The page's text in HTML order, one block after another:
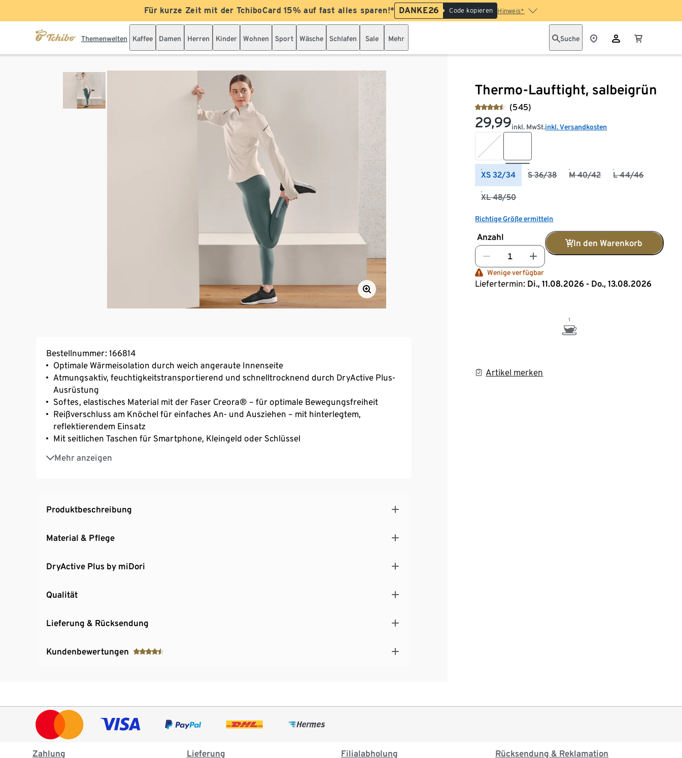
Für kurze Zeit mit der TchiboCard 15% auf fast alles sparen!* DANKE26 Code kopieren Hinweis*
Themenwelten Kaffee Damen Herren Kinder Wohnen Sport Wäsche Schlafen Sale Mehr Suche
Thermo-Lauftight, salbeigrün
(545)
29,99inkl. MwSt.inkl. Versandkosten
XS 32/34 S 36/38 M 40/42 L 44/46
XL 48/50
Richtige Größe ermitteln
Anzahl
In den Warenkorb
Wenige verfügbar
Liefertermin: Di., 11.08.2026 - Do., 13.08.2026
Artikel merken
Bestellnummer: 166814
Optimale Wärmeisolation durch weich angeraute Innenseite
Atmungsaktiv, feuchtigkeitstransportierend und schnelltrocknend durch DryActive Plus-
Ausrüstung
Softes, elastisches Material mit der Faser Creora® – für optimale Bewegungsfreiheit
Reißverschluss am Knöchel für einfaches An- und Ausziehen – mit hinterlegtem,
reflektierendem Einsatz
Mit seitlichen Taschen für Smartphone, Kleingeld oder Schlüssel
Mehr anzeigen
Elastische Kordel zur Weitenregulierung
Mit Schriftzug unter der Kniebeuge
Produktbeschreibung
Material & Pflege
DryActive Plus by miDori
Qualität
Lieferung & Rücksendung
Kundenbewertungen
Zahlung Lieferung Filialabholung Rücksendung & Reklamation